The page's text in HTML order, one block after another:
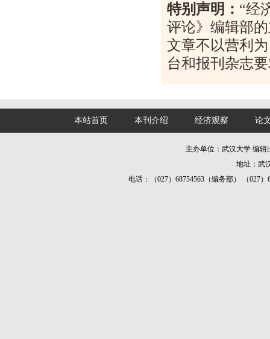
特别声明： “经
评论》编辑部
文章不以营利
台和报刊杂志
本站首页 本刊介绍 经济观察 论
主办单位：武汉大学 编
地址：武
电话：（027）68754563（编务部） （027